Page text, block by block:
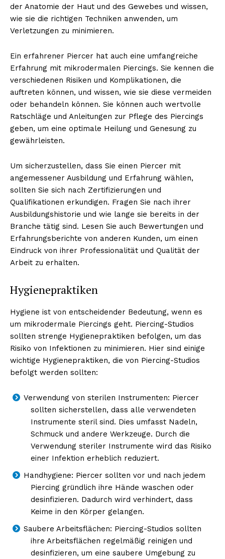
Inhalte
der Anatomie der Haut und des Gewebes und wissen,
wie sie die richtigen Techniken anwenden, um
Verletzungen zu minimieren.
Ein erfahrener Piercer hat auch eine umfangreiche
Erfahrung mit mikrodermalen Piercings. Sie kennen die
verschiedenen Risiken und Komplikationen, die
auftreten können, und wissen, wie sie diese vermeiden
oder behandeln können. Sie können auch wertvolle
Ratschläge und Anleitungen zur Pflege des Piercings
geben, um eine optimale Heilung und Genesung zu
gewährleisten.
Um sicherzustellen, dass Sie einen Piercer mit
angemessener Ausbildung und Erfahrung wählen,
sollten Sie sich nach Zertifizierungen und
Qualifikationen erkundigen. Fragen Sie nach ihrer
Ausbildungshistorie und wie lange sie bereits in der
Branche tätig sind. Lesen Sie auch Bewertungen und
Erfahrungsberichte von anderen Kunden, um einen
Eindruck von ihrer Professionalität und Qualität der
Arbeit zu erhalten.
Hygienepraktiken
Hygiene ist von entscheidender Bedeutung, wenn es
um mikrodermale Piercings geht. Piercing-Studios
sollten strenge Hygienepraktiken befolgen, um das
Risiko von Infektionen zu minimieren. Hier sind einige
wichtige Hygienepraktiken, die von Piercing-Studios
befolgt werden sollten:
Verwendung von sterilen Instrumenten: Piercer
sollten sicherstellen, dass alle verwendeten
Instrumente steril sind. Dies umfasst Nadeln,
Schmuck und andere Werkzeuge. Durch die
Verwendung steriler Instrumente wird das Risiko
einer Infektion erheblich reduziert.
Handhygiene: Piercer sollten vor und nach jedem
Piercing gründlich ihre Hände waschen oder
desinfizieren. Dadurch wird verhindert, dass
Keime in den Körper gelangen.
Saubere Arbeitsflächen: Piercing-Studios sollten
ihre Arbeitsflächen regelmäßig reinigen und
desinfizieren, um eine saubere Umgebung zu